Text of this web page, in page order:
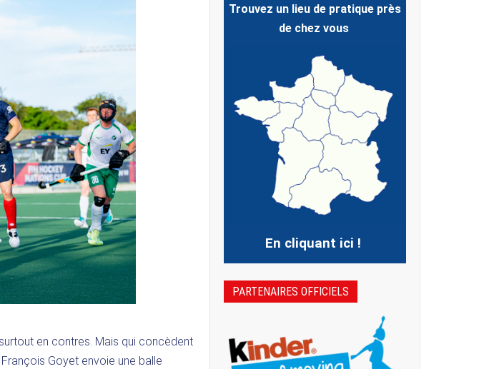
en contres. Mais qui concèdent
Goyet envoie une balle
Trouvez un lieu de pratique près
de chez vous
En cliquant ici !
PARTENAIRES OFFICIELS